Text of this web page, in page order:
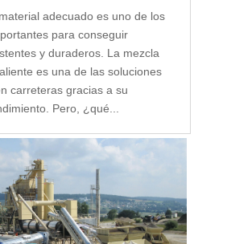
adecuado es uno de los
para conseguir
y duraderos. La mezcla
es una de las soluciones
carreteras gracias a su
Pero, ¿qué...